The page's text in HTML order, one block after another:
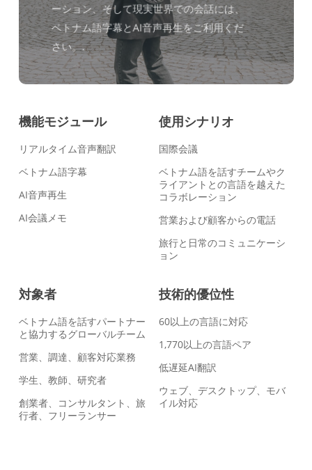
ーション、そして現実世界での会話には、
ベトナム語字幕とAI音声再生をご利用くだ
さい。.
機能モジュール
リアルタイム音声翻訳
ベトナム語字幕
AI音声再生
AI会議メモ
使用シナリオ
国際会議
ベトナム語を話すチームやク
ライアントとの言語を越えた
コラボレーション
営業および顧客からの電話
旅行と日常のコミュニケーシ
ョン
対象者
ベトナム語を話すパートナー
と協力するグローバルチーム
営業、調達、顧客対応業務
学生、教師、研究者
創業者、コンサルタント、旅
行者、フリーランサー
技術的優位性
60以上の言語に対応
1,770以上の言語ペア
低遅延AI翻訳
ウェブ、デスクトップ、モバ
イル対応